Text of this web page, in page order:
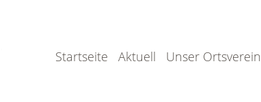
Startseite Aktuell Unser Ortsverein